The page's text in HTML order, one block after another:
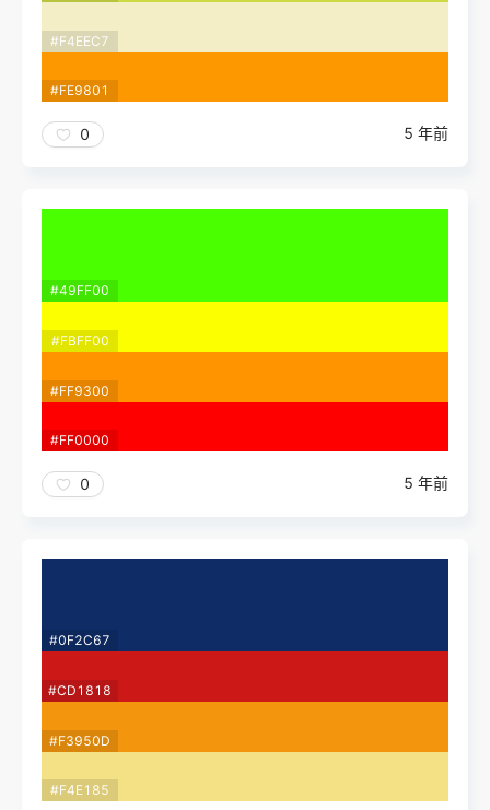
#F4EEC7
#FE9801
0 5 年前
#49FF00
#FBFF00
#FF9300
#FF0000
0 5 年前
#0F2C67
#CD1818
#F3950D
#F4E185